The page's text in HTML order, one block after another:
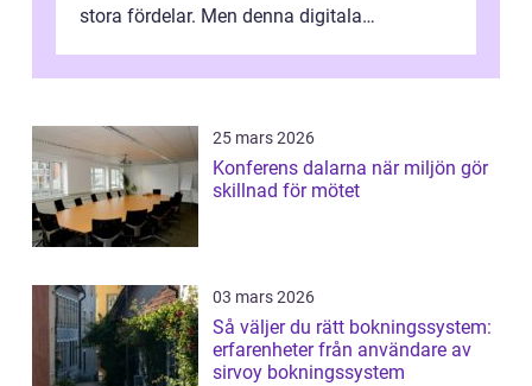
stora fördelar. Men denna digitala
25 mars 2026
Konferens dalarna när miljön gör
skillnad för mötet
03 mars 2026
Så väljer du rätt bokningssystem:
erfarenheter från användare av
sirvoy bokningssystem